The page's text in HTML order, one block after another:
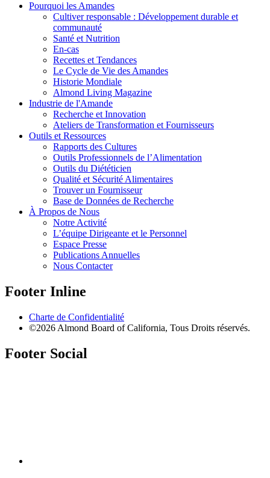
Pourquoi les Amandes
Cultiver responsable : Développement durable et
communauté
Santé et Nutrition
En-cas
Recettes et Tendances
Le Cycle de Vie des Amandes
Historie Mondiale
Almond Living Magazine
Industrie de l'Amande
Recherche et Innovation
Ateliers de Transformation et Fournisseurs
Outils et Ressources
Rapports des Cultures
Outils Professionnels de l’Alimentation
Outils du Diététicien
Qualité et Sécurité Alimentaires
Trouver un Fournisseur
Base de Données de Recherche
À Propos de Nous
Notre Activité
L’équipe Dirigeante et le Personnel
Espace Presse
Publications Annuelles
Nous Contacter
Footer Inline
Charte de Confidentialité
©2026 Almond Board of California, Tous Droits réservés.
Footer Social